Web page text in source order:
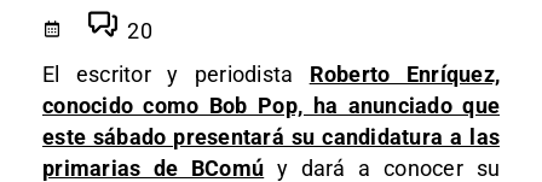
20
El escritor y periodista Roberto Enríquez,
conocido como Bob Pop, ha anunciado que
este sábado presentará su candidatura a las
primarias de BComú y dará a conocer su